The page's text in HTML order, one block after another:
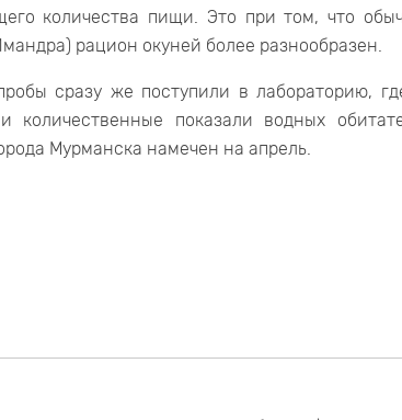
количества пищи. Это при том, что
рацион окуней более разнообразен.
сразу же поступили в лабораторию,
количественные показали водных
Мурманска намечен на апрель.